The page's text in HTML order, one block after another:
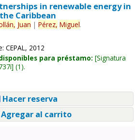
in renewable energy in
Caribbean
Juan | Pérez, Miguel.
CEPAL, 2012
para préstamo: Signatura
(1).
Hacer reserva
al carrito